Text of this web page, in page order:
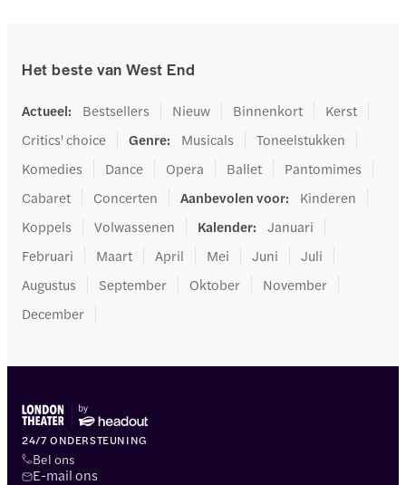
Het beste van West End
Actueel: Bestsellers Nieuw Binnenkort
Kerst
Critics' choice
Genre: Musicals
Toneelstukken
Komedies
Dance Opera Ballet
Pantomimes
Cabaret
Concerten Aanbevolen voor:
Kinderen
Koppels
Volwassenen Kalender:
Januari
Februari
Maart April Mei Juni
Juli
Augustus
September Oktober
November
December
24/7 ONDERSTEUNING
Bel ons
E-mail ons